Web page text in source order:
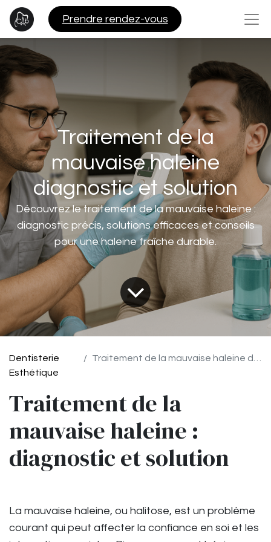
Pre​​ndre rendez-vous
Traitement de la
mauvaise haleine
diagnostic et solution
Découvrez le traitement de la mauvaise haleine :
diagnostic précis, solutions efficaces et conseils
pour une haleine fraîche durable.
Dentisterie
Esthétique
Traitement de la mauvaise haleine diagnostic et solution
Traitement de la
mauvaise haleine :
diagnostic et solution
La mauvaise haleine, ou halitose, est un problème
courant qui peut affecter la confiance en soi et les